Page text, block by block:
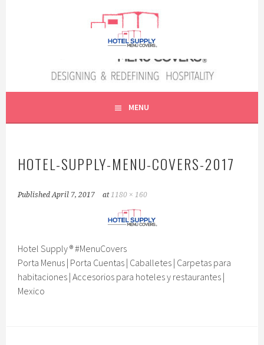
HOTEL SUPPLY ® QRO |
PORTA MENÚS DEL BAJÍO
PORTAMENUS | MENUCOVERS | QUERETARO | CDMX
MENU
HOTEL-SUPPLY-MENU-COVERS-2017
PublishedApril 7, 2017 at1180 × 160
Hotel Supply ® #MenuCovers
Porta Menus | Porta Cuentas | Caballetes | Carpetas para
habitaciones | Accesorios para hoteles y restaurantes |
Mexico